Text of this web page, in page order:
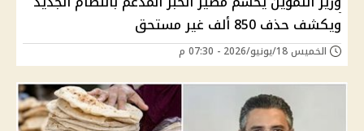
ويكشف حذف 850 ألف غير مستحق
الخميس 18/يونيو/2026 - 07:30 م